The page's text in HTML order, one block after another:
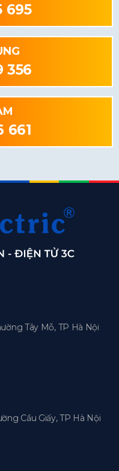
695
356
661
Tây Mỗ, TP Hà Nội
Cầu Giấy, TP Hà Nội